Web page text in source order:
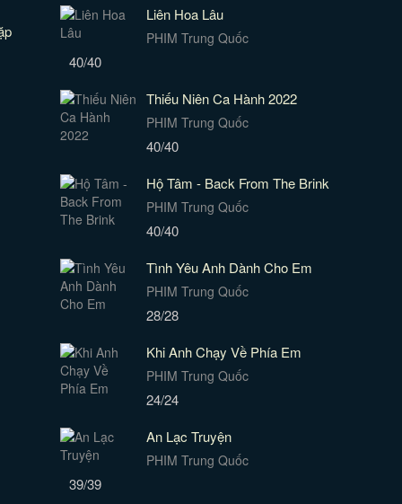
Liên Hoa Lâu
PHIM Trung Quốc
40/40
Thiếu Niên Ca Hành 2022
PHIM Trung Quốc
40/40
Hộ Tâm - Back From The Brink
PHIM Trung Quốc
40/40
Tình Yêu Anh Dành Cho Em
PHIM Trung Quốc
28/28
Khi Anh Chạy Về Phía Em
PHIM Trung Quốc
24/24
An Lạc Truyện
PHIM Trung Quốc
39/39